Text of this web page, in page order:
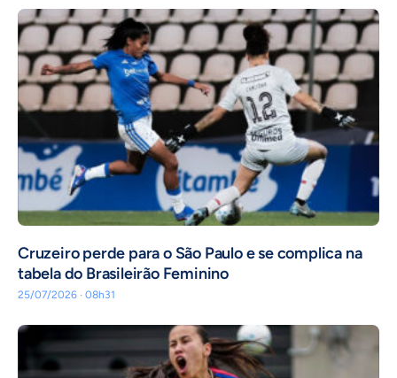
Cruzeiro perde para o São Paulo e se complica na
tabela do Brasileirão Feminino
25/07/2026 · 08h31